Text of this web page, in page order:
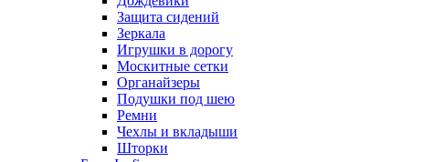
Защита сидений
Зеркала
Игрушки в дорогу
Москитные сетки
Органайзеры
Подушки под шею
Ремни
Чехлы и вкладыши
Шторки